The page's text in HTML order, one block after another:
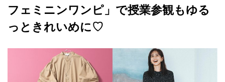
フェミニンワンピ」で授業参観もゆる
っときれいめに♡